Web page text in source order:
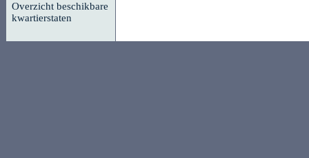
Overzicht beschikbare
kwartierstaten